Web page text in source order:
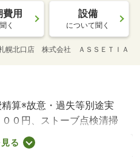
用
く
設備
について聞く
幌北口店 株式会社 ＡＳＳＥＴＩＡ
算※故意・過失等別途実
０円、ストーブ点検清掃
数料 １１０００円（更新
ＮＯ：１００３２８５３０
る